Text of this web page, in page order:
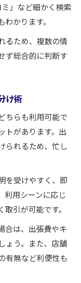
」など細かく検索
かります。
るため、複数の情
ず総合的に判断す
け術
ちらも利用可能で
トがあります。出
られるため、忙し
を受けやすく、即
利用シーンに応じ
引が可能です。
合は、出張費やキ
ょう。また、店舗
有無など利便性も